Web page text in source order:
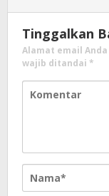
Tinggalkan
Alamat email
wajib ditandai *